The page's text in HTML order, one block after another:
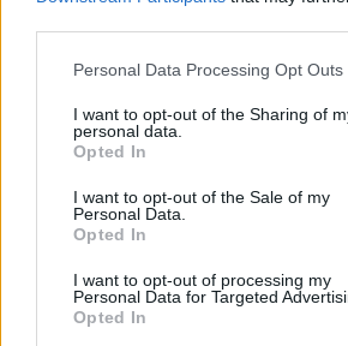
Personal Data Processing Opt Outs
I want to opt-out of the Sharing of
personal data.
Opted In
I want to opt-out of the Sale of my
Personal Data.
Opted In
I want to opt-out of processing my
Personal Data for Targeted
Opted In